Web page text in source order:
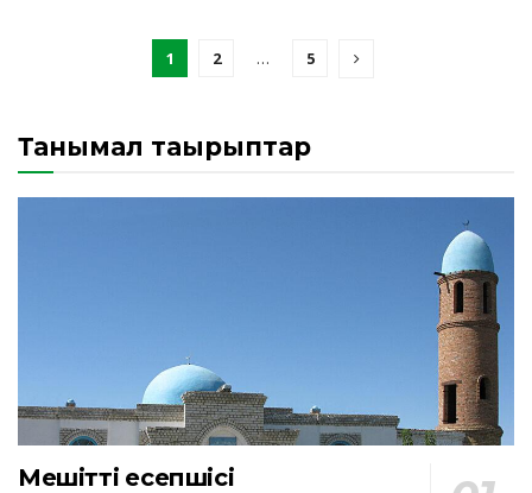
1 2 … 5
Танымал тақырыптар
Мешіттің есепшісі